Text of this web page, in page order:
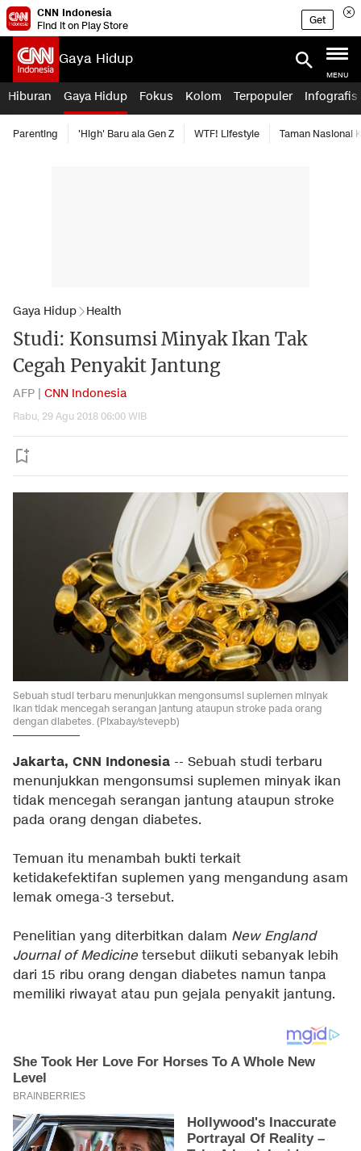
CNN Indonesia
Find it on Play Store
Get
Gaya Hidup
MENU
Hiburan Gaya Hidup Fokus Kolom Terpopuler Infografis
Parenting 'High' Baru ala Gen Z WTF! Lifestyle Taman Nasional
Gaya Hidup Health
Studi: Konsumsi Minyak Ikan Tak
Cegah Penyakit Jantung
AFP | CNN Indonesia
Rabu, 29 Agu 2018 06:00 WIB
Sebuah studi terbaru menunjukkan mengonsumsi suplemen minyak
ikan tidak mencegah serangan jantung ataupun stroke pada orang
dengan diabetes. (Pixabay/stevepb)
Jakarta, CNN Indonesia -- Sebuah studi terbaru
menunjukkan mengonsumsi suplemen minyak ikan
tidak mencegah serangan jantung ataupun stroke
pada orang dengan diabetes.
Temuan itu menambah bukti terkait
ketidakefektifan suplemen yang mengandung asam
lemak omega-3 tersebut.
Penelitian yang diterbitkan dalam New England
Journal of Medicine tersebut diikuti sebanyak lebih
dari 15 ribu orang dengan diabetes namun tanpa
memiliki riwayat atau pun gejala penyakit jantung.